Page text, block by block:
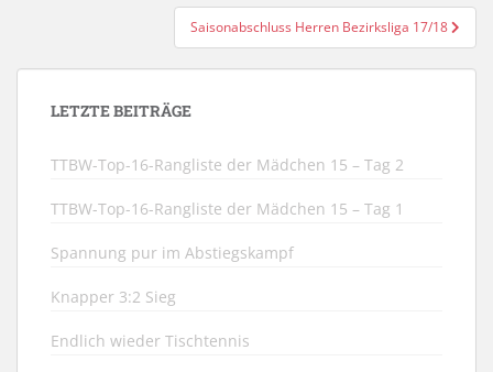
Saisonabschluss Herren Bezirksliga 17/18
LETZTE BEITRÄGE
TTBW-Top-16-Rangliste der Mädchen 15 – Tag 2
TTBW-Top-16-Rangliste der Mädchen 15 – Tag 1
Spannung pur im Abstiegskampf
Knapper 3:2 Sieg
Endlich wieder Tischtennis